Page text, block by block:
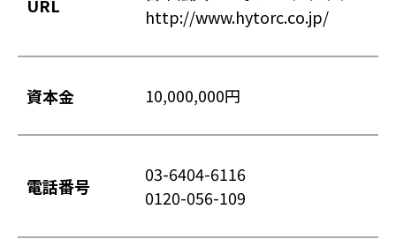
URL
http://www.hytorc.co.jp/
資本金 10,000,000円
電話番号
03-6404-6116
0120-056-109